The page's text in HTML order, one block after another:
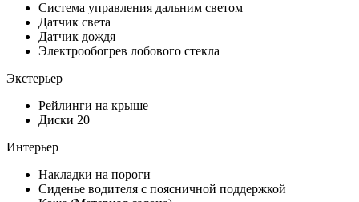
Система управления дальним светом
Датчик света
Датчик дождя
Электрообогрев лобового стекла
Экстерьер
Рейлинги на крыше
Диски 20
Интерьер
Накладки на пороги
Сиденье водителя с поясничной поддержкой